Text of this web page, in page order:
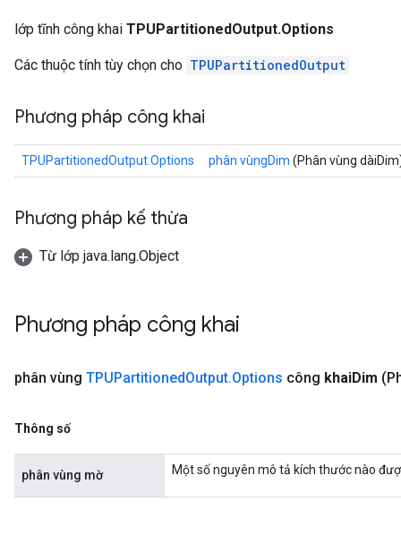
lớp tĩnh công khai TPUPartitionedOutput.Options
Các thuộc tính tùy chọn cho TPUPartitionedOutput
Phương pháp công khai
TPUPartitionedOutput.Options phân vùngDim (Phân vùng
Phương pháp kế thừa
Từ lớp java.lang.Object
Phương pháp công khai
phân vùng TPUPartitionedOutput.Options công khaiDim
Thông số
phân vùng mờ Một số nguyên mô tả kích thước nào